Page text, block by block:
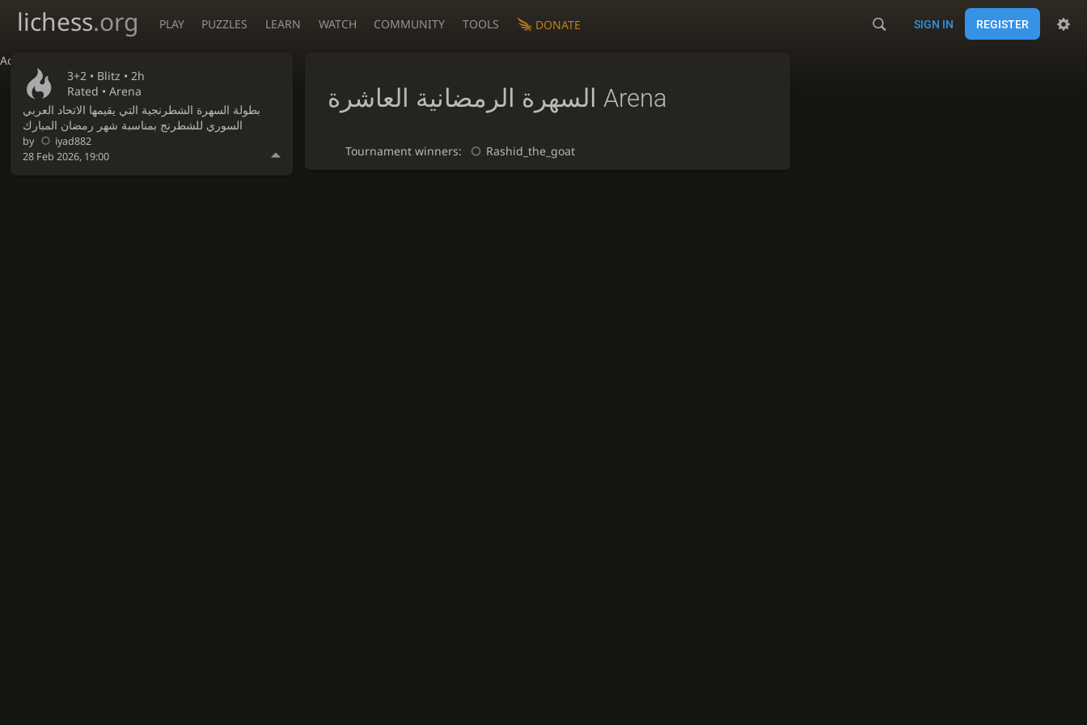
Accessibility - Enable blind mode
lichess.org PLAY PUZZLES LEARN WATCH COMMUNITY TOOLS DONATE SIGN IN REGISTER
3+2 • Blitz • 2h
Rated • Arena
بطولة السهرة الشطرنجية التي يقيمها الاتحاد العربي
السوري للشطرنج بمناسبة شهر رمضان المبارك
by
iyad882
28 Feb 2026, 19:00
السهرة الرمضانية العاشرة Arena
Tournament winners: Rashid_the_goat